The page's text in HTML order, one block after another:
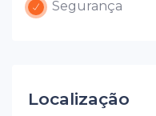
Segurança
Localização